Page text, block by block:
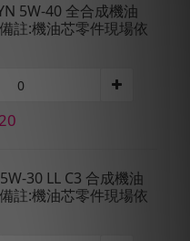
5W-40 全合成機油
註:機油芯零件現場依
30 LL C3 合成機油
註:機油芯零件現場依